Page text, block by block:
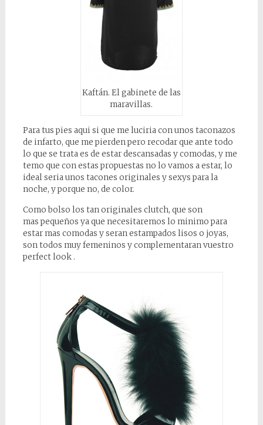
Kaftán. El gabinete de las
maravillas.
Para tus pies aqui si que me luciria con unos taconazos
de infarto, que me pierden pero recodar que ante todo
lo que se trata es de estar descansadas y comodas, y me
temo que con estas propuestas no lo vamos a estar, lo
ideal seria unos tacones originales y sexys para la
noche, y porque no, de color.
Como bolso los tan originales clutch, que son
mas pequeños ya que necesitaremos lo minimo para
estar mas comodas y seran estampados lisos o joyas,
son todos muy femeninos y complementaran vuestro
perfect look .